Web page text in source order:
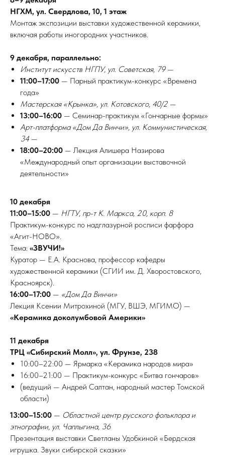
НГХМ, ул. Свердлова, 10, 1 этаж
Монтаж экспозиции выставки художественной керамики,
включая работы иногородних участников.
9 декабря, параллельно:
Институт искусств НГПУ, ул. Советская, 79—
11:00–17:00 — Парный практикум-конкурс «Времена
года»
Мастерская «Крынка», ул. Котовского, 40/2 —
13:00–16:00 — Семинар-практикум «Гончарные формы»
Арт-платформа «Дом Да Винчи», ул. Коммунистическая,
34—
18:00–20:00 — Лекция Алишера Назирова
«Международный опыт организации выставочной
деятельности»
10 декабря
11:00–15:00 — НГТУ, пр-т К. Маркса, 20, корп. 8
Практикум-конкурс по надглазурной росписи фарфора
«Агит-НОВО».
Тема: «ЗВУЧИ!»
Куратор — Е.А. Краснова, профессор кафедры
художественной керамики (СГИИ им. Д. Хворостовского,
Красноярск).
16:00–17:00 — «Дом Да Винчи»
Лекция Ксении Митрохиной (МГУ, ВШЭ, МГИМО) —
«Керамика доколумбовой Америки»
11 декабря
ТРЦ «Сибирский Молл», ул. Фрунзе, 238
10:00–22:00 — Ярмарка «Керамика народов мира»
16:00–21:00 — Практикум-конкурс «Битва гончаров»
(ведущий — Андрей Салтан, народный мастер Томской
области)
13:00–15:00 — Областной центр русского фольклора и
этнографии, ул. Чаплыгина, 36
Презентация выставки Светланы Удобкиной «Бердская
игрушка. Звуки сибирской сказки»